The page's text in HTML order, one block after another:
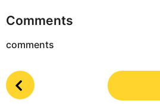
Comments
comments
P
o